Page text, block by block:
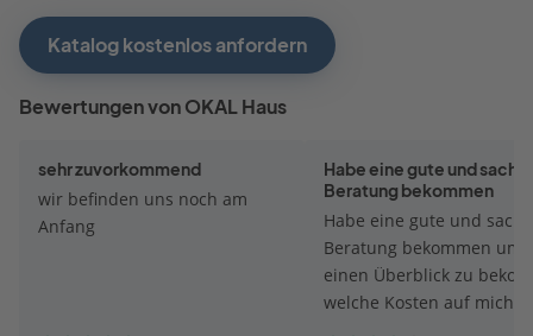
Katalog kostenlos anfordern
Bewertungen von OKAL Haus
sehr zuvorkommend
wir befinden uns noch am
Anfang
Habe eine gute und
Beratung bekommen
Habe eine gute und
Beratung bekommen um
einen Überblick zu
welche Kosten auf mich